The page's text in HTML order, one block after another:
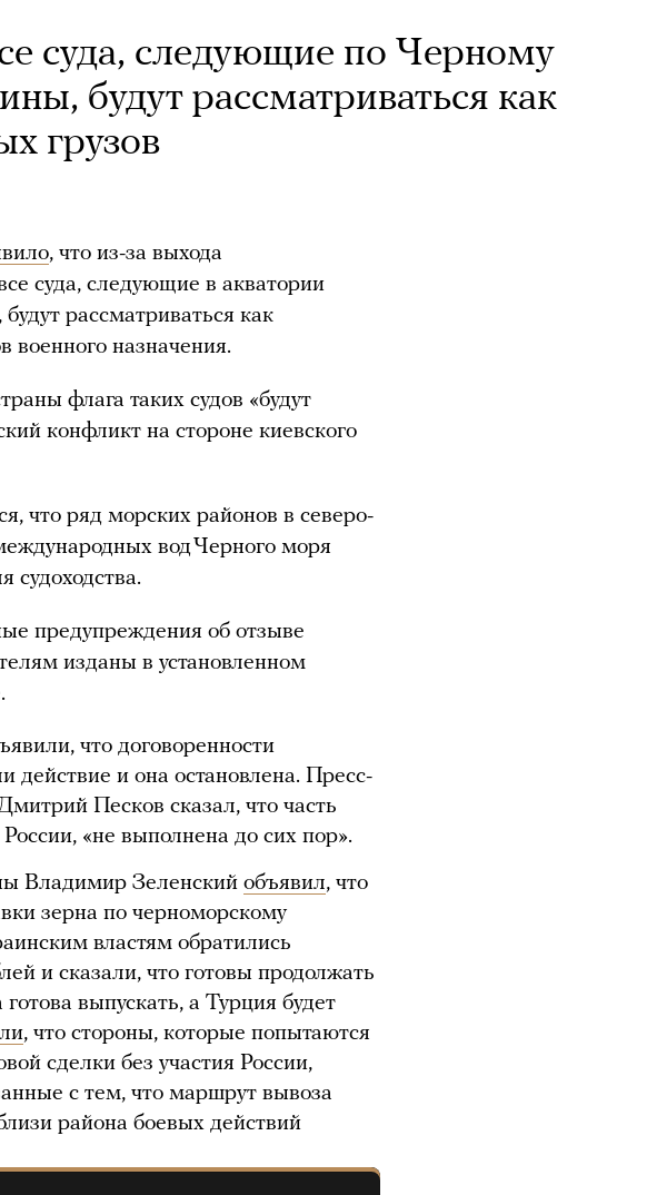
суда, следующие по Черному
будут рассматриваться как
грузов
, что из-за выхода
суда, следующие в акватории
рассматриваться как
военного назначения.
флага таких судов «будут
конфликт на стороне киевского
что ряд морских районов в северо-
вод Черного моря
предупреждения об отзыве
изданы в установленном
что договоренности
действие и она остановлена. Пресс-
Песков сказал, что часть
«не выполнена до сих пор».
Владимир Зеленский объявил, что
зерна по черноморскому
властям обратились
и сказали, что готовы продолжать
выпускать, а Турция будет
, что стороны, которые попытаются
сделки без участия России,
с тем, что маршрут вывоза
района боевых действий